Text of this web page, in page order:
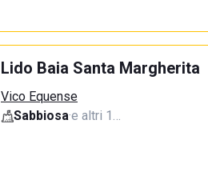
Lido Baia Santa Margherita
Vico Equense
Sabbiosa·e altri 1…